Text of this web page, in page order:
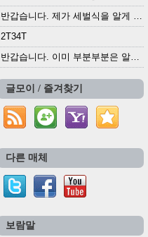
반갑습니다. 제가 세벌식을 알게 되어 세벌식 써...
2T34T
반갑습니다. 이미 부분부분은 알려진 정보들이...
글모이 / 즐겨찾기
다른 매체
보람말